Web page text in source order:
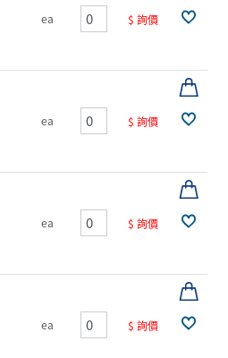
ea $ 詢價
ea $ 詢價
ea $ 詢價
ea $ 詢價